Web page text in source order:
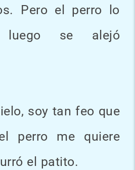
Pero el perro lo
se alejó
soy tan feo que
perro me quiere
el patito.